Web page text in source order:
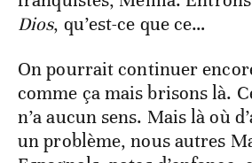
Dios, qu’est-ce que ce…
On pourrait continuer
comme ça mais brisons là.
n’a aucun sens. Mais là où
un problème, nous autres